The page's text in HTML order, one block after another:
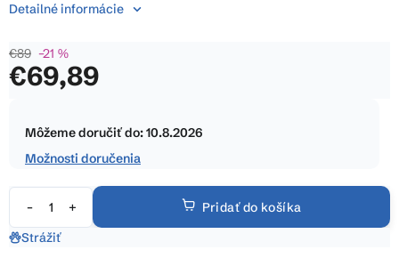
produktu
0,0
z
€89 –21 %
€69,89
cena:
Môžeme doručiť do:10.8.2026
Možnosti doručenia
Pridať do košíka
Detailné informácie
Strážiť